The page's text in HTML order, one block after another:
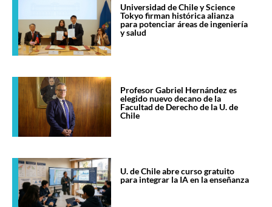
Universidad de Chile y Science
Tokyo firman histórica alianza
para potenciar áreas de ingeniería
y salud
Profesor Gabriel Hernández es
elegido nuevo decano de la
Facultad de Derecho de la U. de
Chile
U. de Chile abre curso gratuito
para integrar la IA en la enseñanza